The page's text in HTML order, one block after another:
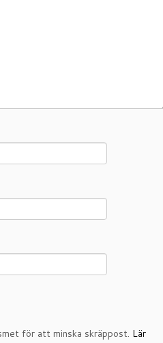
för att minska skräppost. Lär